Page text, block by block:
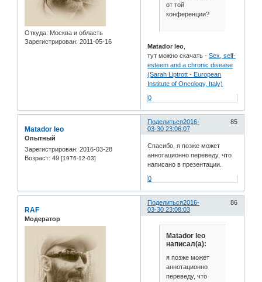
Откуда: Москва и область
Зарегистрирован: 2011-05-16
от той
конференции?
Matador leo
тут можно скачать -Sex, self-
esteem and a chronic disease
(Sarah Liptrott - European
Institute of Oncology, Italy)
0
Поделиться 85
2016-
03-30 23:06:07
Matador leo
Опытный
Зарегистрирован: 2016-03-28
Возраст: 49 [1976-12-03]
Спасибо, я позже может
аннотационно переведу, что
написано в презентации.
0
Поделиться 86
2016-
03-30 23:08:03
RAF
Модератор
Matador leo
написал(а):
я позже может
аннотационно
переведу, что